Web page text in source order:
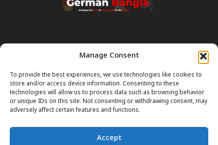
Manage Consent
To provide the best experiences, we use technologies like cookies to
store and/or access device information. Consenting to these
technologies will allow us to process data such as browsing behavior
or unique IDs on this site. Not consenting or withdrawing consent, may
adversely affect certain features and functions.
Accept
Transparency & Disclaimer:
Some content and images on this site are generated with the
assistance of Artificial Intelligence (AI). While we strive for accuracy, AI
can occasionally produce incorrect or outdated information.
Please Note:The content on GermanBangla.com is intended solely
professional advice. Always verify official rules (Visas, Laws, Taxes)
with government authorities before taking action.